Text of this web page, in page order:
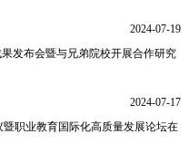
2024-07-19
发布会暨与兄弟院校开展合作研究
2024-07-17
职业教育国际化高质量发展论坛在